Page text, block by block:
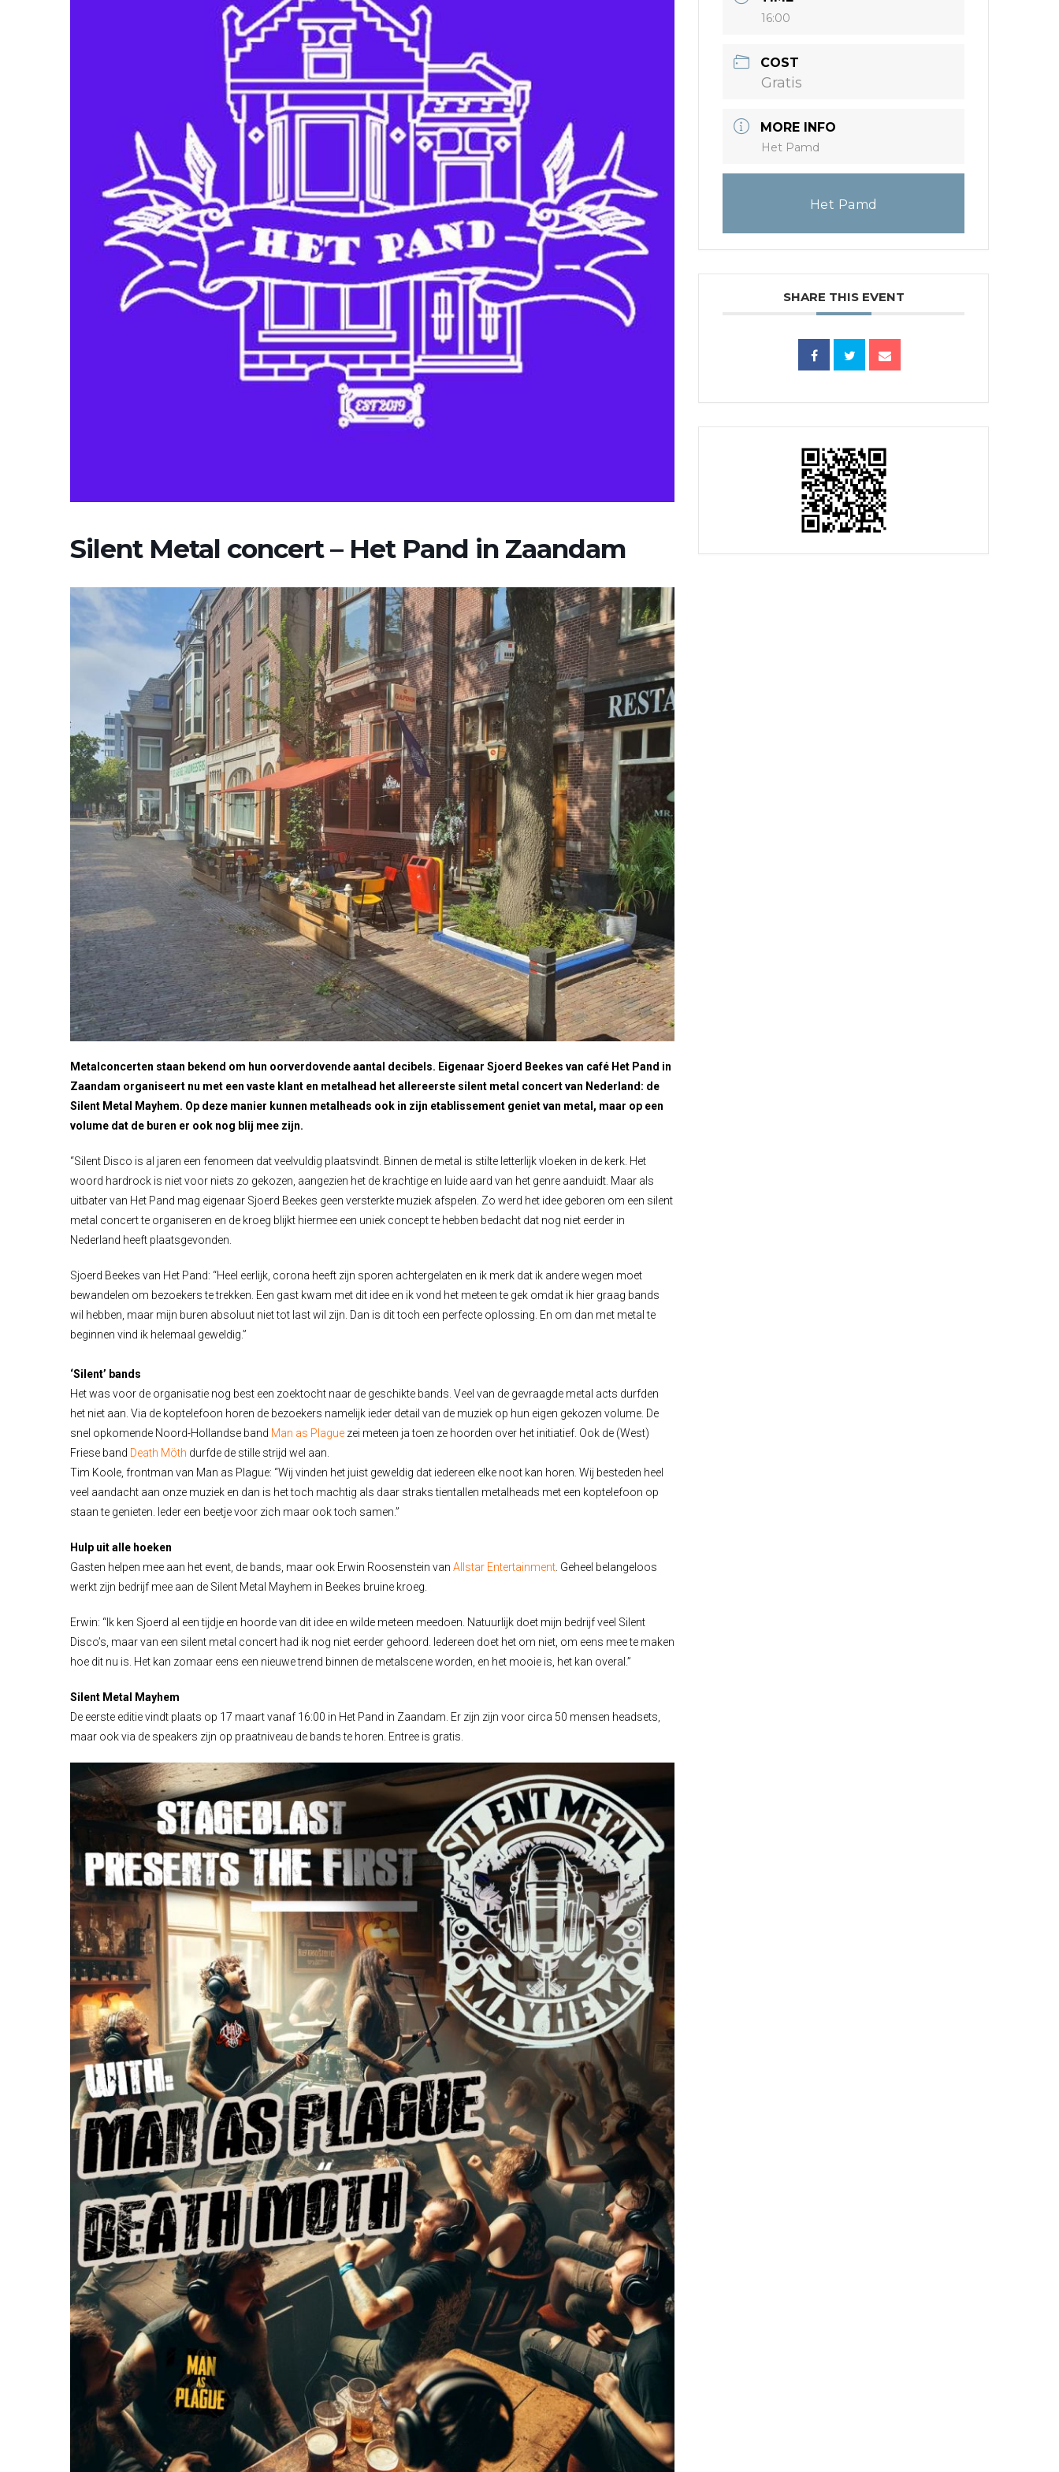
Silent Metal concert – Het Pand in Zaandam
Metalconcerten staan bekend om hun oorverdovende aantal decibels. Eigenaar Sjoerd Beekes van café Het Pand in
Zaandam organiseert nu met een vaste klant en metalhead het allereerste silent metal concert van Nederland: de
Silent Metal Mayhem. Op deze manier kunnen metalheads ook in zijn etablissement geniet van metal, maar op een
volume dat de buren er ook nog blij mee zijn.
“Silent Disco is al jaren een fenomeen dat veelvuldig plaatsvindt. Binnen de metal is stilte letterlijk vloeken in de kerk. Het
woord hardrock is niet voor niets zo gekozen, aangezien het de krachtige en luide aard van het genre aanduidt. Maar als
uitbater van Het Pand mag eigenaar Sjoerd Beekes geen versterkte muziek afspelen. Zo werd het idee geboren om een silent
metal concert te organiseren en de kroeg blijkt hiermee een uniek concept te hebben bedacht dat nog niet eerder in
Nederland heeft plaatsgevonden.
Sjoerd Beekes van Het Pand: “Heel eerlijk, corona heeft zijn sporen achtergelaten en ik merk dat ik andere wegen moet
bewandelen om bezoekers te trekken. Een gast kwam met dit idee en ik vond het meteen te gek omdat ik hier graag bands
wil hebben, maar mijn buren absoluut niet tot last wil zijn. Dan is dit toch een perfecte oplossing. En om dan met metal te
beginnen vind ik helemaal geweldig.”
‘Silent’ bands
Het was voor de organisatie nog best een zoektocht naar de geschikte bands. Veel van de gevraagde metal acts durfden
het niet aan. Via de koptelefoon horen de bezoekers namelijk ieder detail van de muziek op hun eigen gekozen volume. De
snel opkomende Noord-Hollandse band Man as Plague zei meteen ja toen ze hoorden over het initiatief. Ook de (West)
Friese band Death Möth durfde de stille strijd wel aan.
Tim Koole, frontman van Man as Plague: “Wij vinden het juist geweldig dat iedereen elke noot kan horen. Wij besteden heel
veel aandacht aan onze muziek en dan is het toch machtig als daar straks tientallen metalheads met een koptelefoon op
staan te genieten. Ieder een beetje voor zich maar ook toch samen.”
Hulp uit alle hoeken
Gasten helpen mee aan het event, de bands, maar ook Erwin Roosenstein van Allstar Entertainment . Geheel belangeloos
werkt zijn bedrijf mee aan de Silent Metal Mayhem in Beekes bruine kroeg.
Erwin: “Ik ken Sjoerd al een tijdje en hoorde van dit idee en wilde meteen meedoen. Natuurlijk doet mijn bedrijf veel Silent
Disco’s, maar van een silent metal concert had ik nog niet eerder gehoord. Iedereen doet het om niet, om eens mee te maken
hoe dit nu is. Het kan zomaar eens een nieuwe trend binnen de metalscene worden, en het mooie is, het kan overal.”
Silent Metal Mayhem
De eerste editie vindt plaats op 17 maart vanaf 16:00 in Het Pand in Zaandam . Er zijn zijn voor circa 50 mensen headsets,
maar ook via de speakers zijn op praatniveau de bands te horen. Entree is gratis.
16:00
COST
Gratis
MORE INFO
Het Pamd
Het Pamd
SHARE THIS EVENT